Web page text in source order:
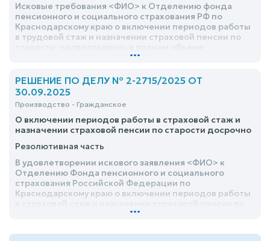
Исковые требования <ФИО> к Отделению фонда
пенсионного и социального страхования РФ по
Краснодарскому краю о включении периодов работы
в трудовой стаж и назначении страховой пенсии по
...
РЕШЕНИЕ ПО ДЕЛУ № 2-2715/2025 ОТ
30.09.2025
Производство - Гражданское
О включении периодов работы в страховой стаж и
назначении страховой пенсии по старости досрочно
Резолютивная часть
В удовлетворении искового заявления <ФИО> к
Отделению Фонда пенсионного и социального
страхования Российской Федерации по
Краснодарскому краю о включении периодов работы
старости досрочно-отказать
...